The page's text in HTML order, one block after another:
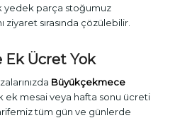
yedek parça stoğumuz
ziyaret sırasında çözülebilir.
Ek Ücret Yok
Büyükçekmece
ek mesai veya hafta sonu ücreti
tüm gün ve günlerde